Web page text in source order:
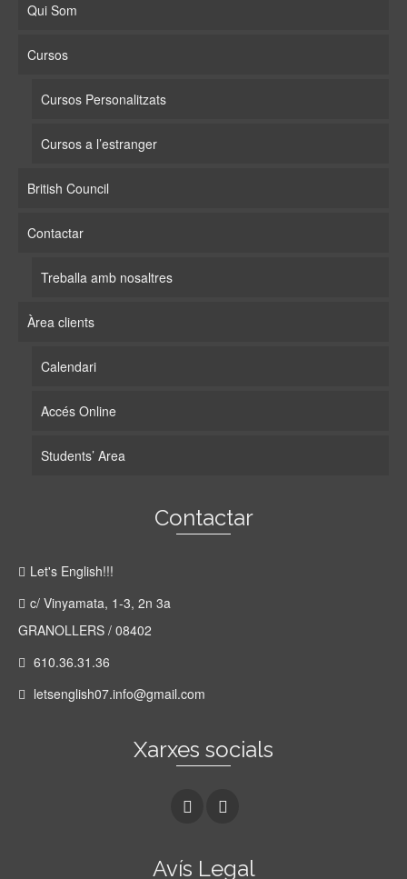
Qui Som
Cursos
Cursos Personalitzats
Cursos a l’estranger
British Council
Contactar
Treballa amb nosaltres
Àrea clients
Calendari
Accés Online
Students’ Area
Contactar
Let's English!!!
c/ Vinyamata, 1-3, 2n 3a
GRANOLLERS / 08402
610.36.31.36
letsenglish07.info@gmail.com
Xarxes socials
Avís Legal